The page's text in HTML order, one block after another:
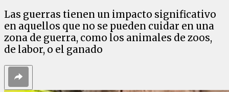
Las guerras tienen un impacto significativo
en aquellos que no se pueden cuidar en una
zona de guerra, como los animales de zoos,
de labor, o el ganado